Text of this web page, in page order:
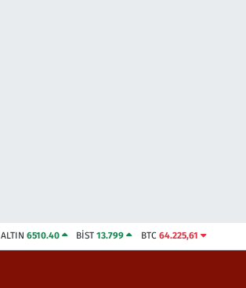
ALTIN 6510.40 BİST13.799 BTC 64.225,61